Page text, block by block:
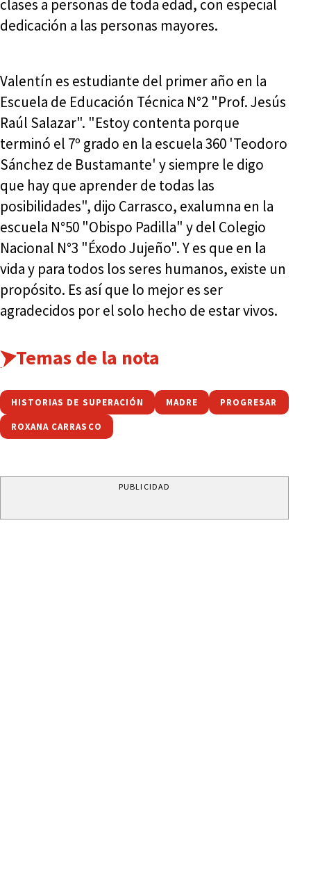
clases a personas de toda edad, con especial
dedicación a las personas mayores.
Valentín es estudiante del primer año en la
Escuela de Educación Técnica N°2 "Prof. Jesús
Raúl Salazar". "Estoy contenta porque
terminó el 7º grado en la escuela 360 'Teodoro
Sánchez de Bustamante' y siempre le digo
que hay que aprender de todas las
posibilidades", dijo Carrasco, exalumna en la
escuela N°50 "Obispo Padilla" y del Colegio
Nacional N°3 "Éxodo Jujeño". Y es que en la
vida y para todos los seres humanos, existe un
propósito. Es así que lo mejor es ser
agradecidos por el solo hecho de estar vivos.
Temas de la nota
HISTORIAS DE SUPERACIÓN MADRE PROGRESAR
ROXANA CARRASCO
PUBLICIDAD